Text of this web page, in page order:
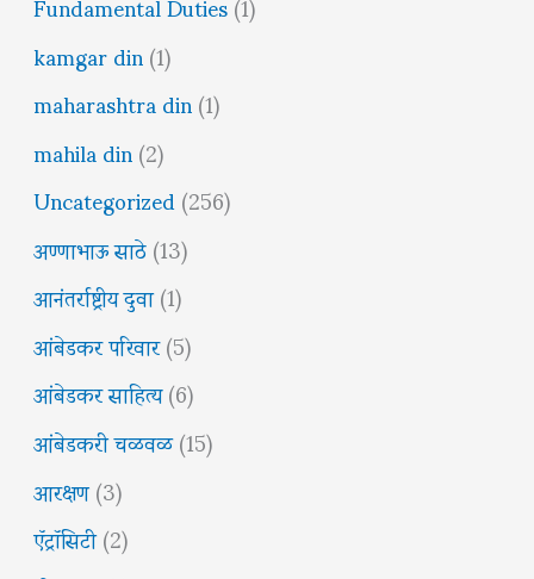
kamgar din(1)
maharashtra din(1)
mahila din(2)
Uncategorized(256)
अण्णाभाऊ साठे(13)
आनंतर्राष्ट्रीय दुवा(1)
आंबेडकर परिवार(5)
आंबेडकर साहित्य(6)
आंबेडकरी चळवळ(15)
आरक्षण(3)
ऍट्रॉसिटी(2)